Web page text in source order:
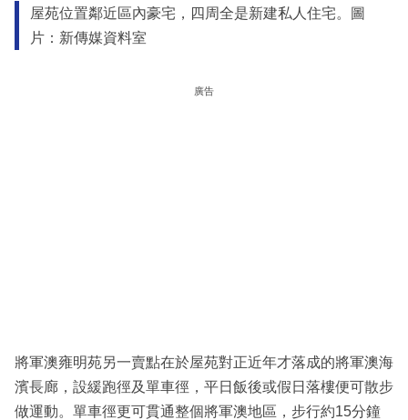
屋苑位置鄰近區內豪宅，四周全是新建私人住宅。圖
片：新傳媒資料室
廣告
將軍澳雍明苑另一賣點在於屋苑對正近年才落成的將軍澳海
濱長廊，設緩跑徑及單車徑，平日飯後或假日落樓便可散步
做運動。單車徑更可貫通整個將軍澳地區，步行約15分鐘